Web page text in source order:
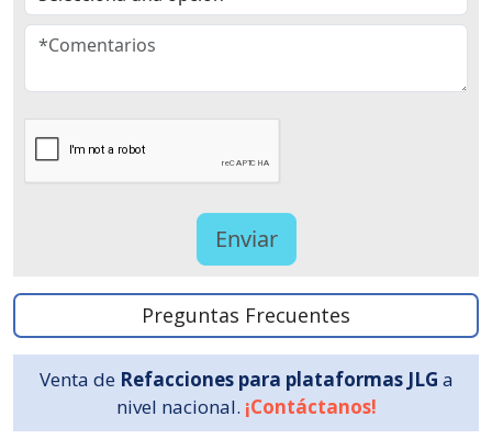
Preguntas Frecuentes
Venta de Refacciones para plataformas JLG a
nivel nacional. ¡Contáctanos!